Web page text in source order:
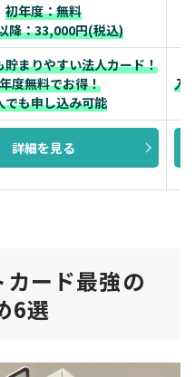
初年度：無料
降：33,000円(税込)
貯まりやすい法人カード！
度無料でお得！
でも申し込み可能
入
詳細を見る
ード最強の
6選